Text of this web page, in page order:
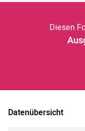
Diesen
Datenübersicht